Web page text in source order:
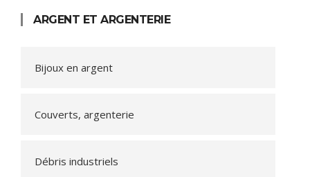
ARGENT ET ARGENTERIE
Bijoux en argent
Couverts, argenterie
Débris industriels